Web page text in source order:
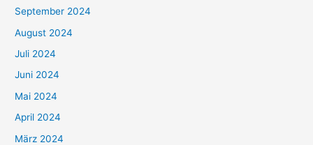
September 2024
August 2024
Juli 2024
Juni 2024
Mai 2024
April 2024
März 2024